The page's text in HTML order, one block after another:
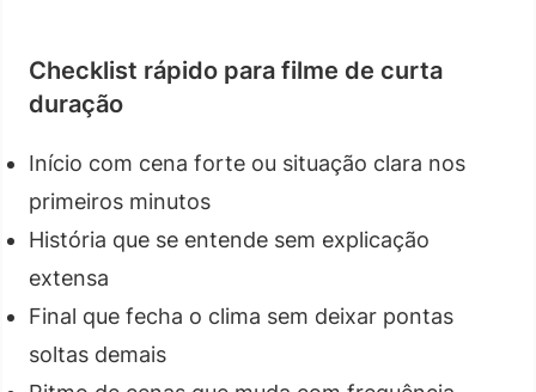
Checklist rápido para filme de curta
duração
Início com cena forte ou situação clara nos
primeiros minutos
História que se entende sem explicação
extensa
Final que fecha o clima sem deixar pontas
soltas demais